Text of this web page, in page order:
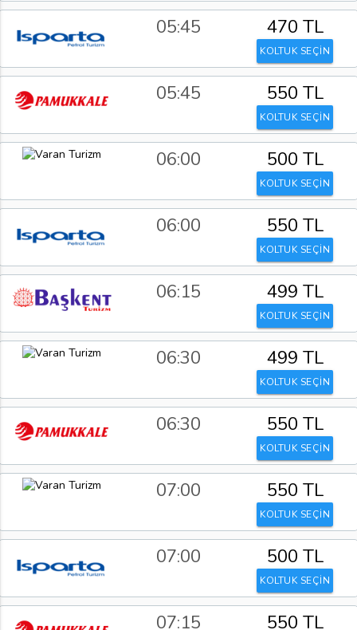
05:45 470 TL
KOLTUK SEÇİN
05:45 550 TL
KOLTUK SEÇİN
06:00 500 TL
KOLTUK SEÇİN
06:00 550 TL
KOLTUK SEÇİN
06:15 499 TL
KOLTUK SEÇİN
06:30 499 TL
KOLTUK SEÇİN
06:30 550 TL
KOLTUK SEÇİN
07:00 550 TL
KOLTUK SEÇİN
07:00 500 TL
KOLTUK SEÇİN
07:15 550 TL